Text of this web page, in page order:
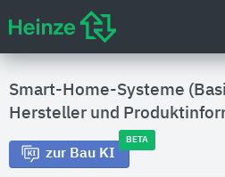
Smart-Home-Systeme
Hersteller und
zur Bau KI
BETA